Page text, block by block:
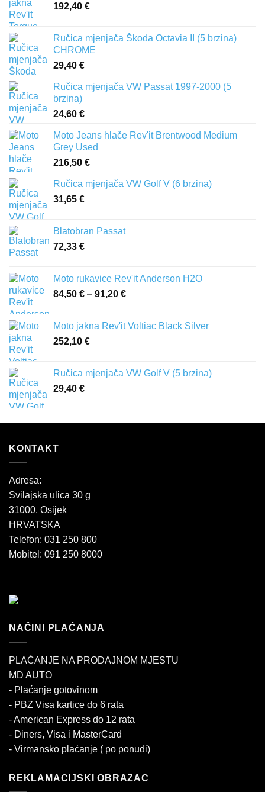
192,40 €
Ručica mjenjača Škoda Octavia II (5 brzina)
CHROME
29,40 €
Ručica mjenjača VW Passat 1997-2000 (5
brzina)
24,60 €
Moto Jeans hlače Rev'it Brentwood Medium
Grey Used
216,50 €
Ručica mjenjača VW Golf V (6 brzina)
31,65 €
Blatobran Passat
72,33 €
Moto rukavice Rev'it Anderson H2O
84,50 € – 91,20 €
84,50 €
Moto jakna Rev'it Voltiac Black Silver
252,10 €
Ručica mjenjača VW Golf V (5 brzina)
29,40 €
KONTAKT
Adresa:
Svilajska ulica 30 g
31000, Osijek
HRVATSKA
Telefon: 031 250 800
Mobitel: 091 250 8000
NAČINI PLAĆANJA
PLAĆANJE NA PRODAJNOM MJESTU
MD AUTO
- Plaćanje gotovinom
- PBZ Visa kartice do 6 rata
- American Express do 12 rata
- Diners, Visa i MasterCard
- Virmansko plaćanje ( po ponudi)
REKLAMACIJSKI OBRAZAC